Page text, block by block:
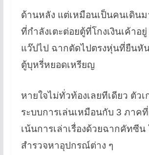
ด้านหลัง แต่เหมือนเป็นคนเดิน
ที่กำลังเตะต่อยตู้ที่โกงเงินเค้าอ
แว๊ปไป ฉากตัดไปตรงหุ่นที่ยืนหั
ตู้บุหรี่หยอดเหรียญ
หายใจไม่ทั่วท้องเลยทีเดียว ตัวเ
ระบบการเล่นเหมือนกับ 3 ภาค
เน้นการเล่าเรื่องด้วยฉากคัทซีน
สำรวจหาอุปกรณ์ต่าง ๆ